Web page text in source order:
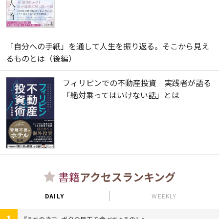
「自分への手紙」を通して人生を振り返る。そこから見え
るものとは（後編）
フィリピンでの不動産投資 実践者が語る
「絶対乗ってはいけない話」とは
書籍アクセスランキング
DAILY WEEKLY